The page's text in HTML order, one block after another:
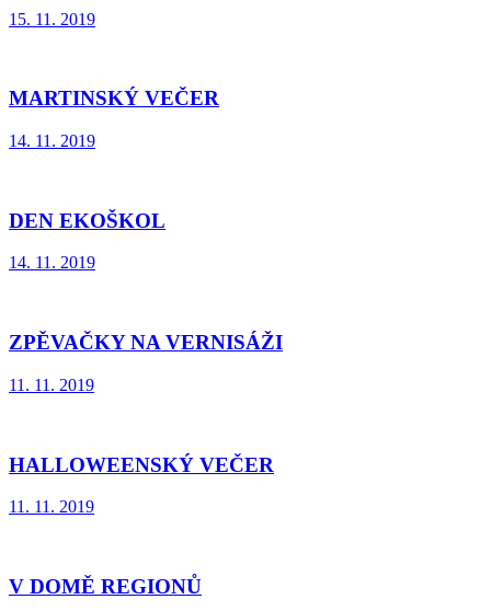
15. 11. 2019
MARTINSKÝ VEČER
14. 11. 2019
DEN EKOŠKOL
14. 11. 2019
ZPĚVAČKY NA VERNISÁŽI
11. 11. 2019
HALLOWEENSKÝ VEČER
11. 11. 2019
V DOMĚ REGIONŮ